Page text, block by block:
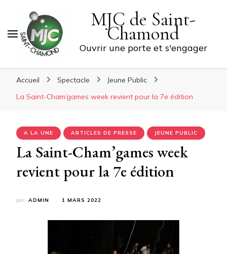
MJC de Saint-
Chamond
Ouvrir une porte et s'engager
Accueil Spectacle
Jeune Public
La Saint-Cham’games week revient pour la 7e édition
A LA UNE ARTICLES DE PRESSE JEUNE PUBLIC
La Saint-Cham’games week
revient pour la 7e édition
par ADMIN 1 MARS 2022